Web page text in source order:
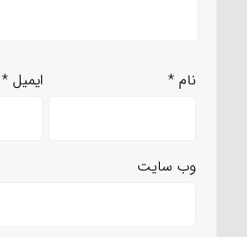
نام* ایمیل*
وب‌ سایت